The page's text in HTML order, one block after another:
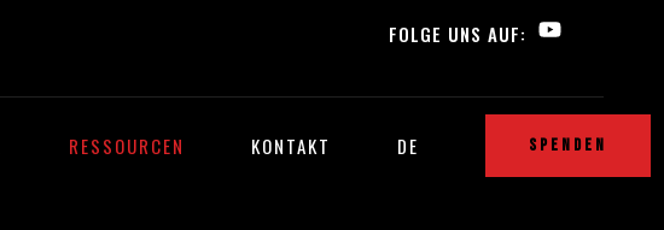
FOLGE UNS AUF:
RESSOURCEN KONTAKT DE SPENDEN